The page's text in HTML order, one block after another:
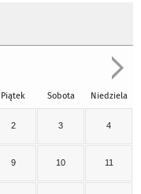
Piątek Sobota Niedziela
2 3 4
9 10 11